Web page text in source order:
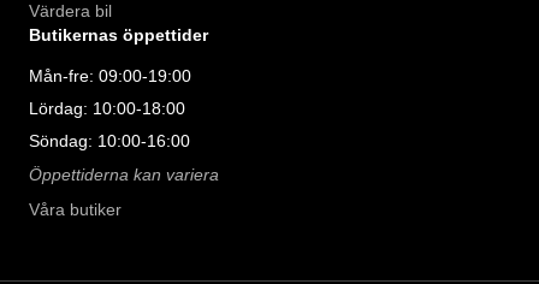
Värdera bil
Butikernas öppettider
Mån-fre: 09:00-19:00
Lördag: 10:00-18:00
Söndag: 10:00-16:00
Öppettiderna kan variera
Våra butiker